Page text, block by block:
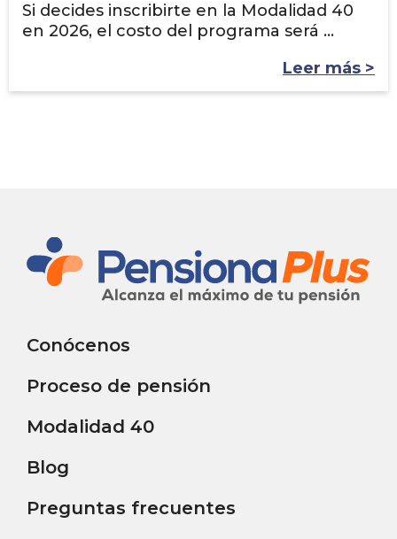
Si decides inscribirte en la Modalidad 40
en 2026, el costo del programa será ...
Leer más >
Conócenos
Proceso de pensión
Modalidad 40
Blog
Preguntas frecuentes